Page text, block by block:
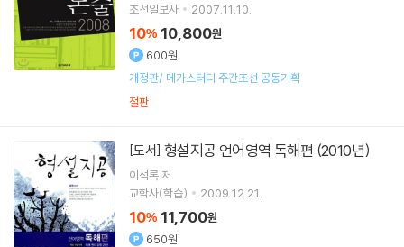
조선일보사
2007.11.10.
10% 10,800원
600원
개정판/ 메가스터디 주간조선 공동기획
절판
[도서] 형설지공 언어영역 독해편 (2010년)
이석록저
교학사(학습)
2009.12.21.
10% 11,700원
650원